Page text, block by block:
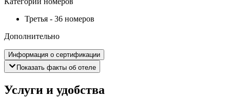
Третья - 36 номеров
Дополнительно
Информация о сертификации
Показать факты об отеле
Услуги и удобства